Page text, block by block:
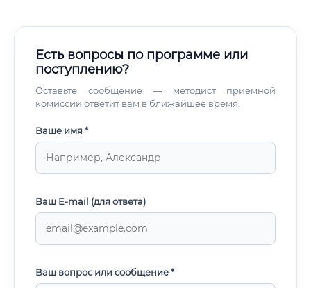
Есть вопросы по программе или
поступлению?
Оставьте сообщение — методист приемной
комиссии ответит вам в ближайшее время.
Ваше имя *
Ваш E-mail (для ответа)
Ваш вопрос или сообщение *